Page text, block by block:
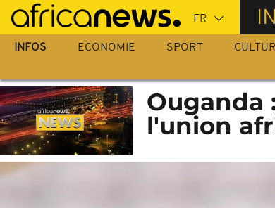
Passer
au
contenu
INFOS ECONOMIE SPORT
Ouganda
l'union